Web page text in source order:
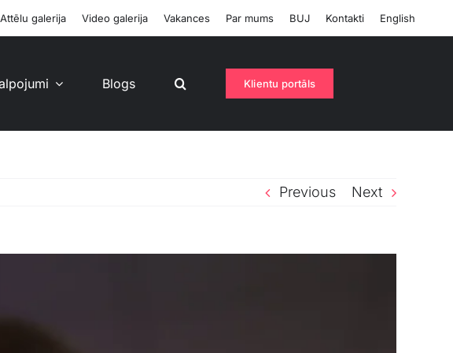
Attēlu galerija Video galerija Vakances Par mums BUJ Kontakti English
Blogs Klientu portāls
Previous Next